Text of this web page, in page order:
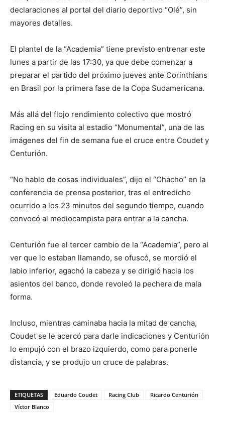
declaraciones al portal del diario deportivo “Olé”, sin
mayores detalles.
El plantel de la “Academia” tiene previsto entrenar este
lunes a partir de las 17:30, ya que debe comenzar a
preparar el partido del próximo jueves ante Corinthians
en Brasil por la primera fase de la Copa Sudamericana.
Más allá del flojo rendimiento colectivo que mostró
Racing en su visita al estadio “Monumental”, una de las
imágenes del fin de semana fue el cruce entre Coudet y
Centurión.
“No hablo de cosas individuales”, dijo el “Chacho” en la
conferencia de prensa posterior, tras el entredicho
ocurrido a los 23 minutos del segundo tiempo, cuando
convocó al mediocampista para entrar a la cancha.
Centurión fue el tercer cambio de la “Academia”, pero al
ver que lo estaban llamando, se ofuscó, se mordió el
labio inferior, agachó la cabeza y se dirigió hacia los
asientos del banco, donde revoleó la pechera de mala
forma.
Incluso, mientras caminaba hacia la mitad de cancha,
Coudet se le acercó para darle indicaciones y Centurión
lo empujó con el brazo izquierdo, como para ponerle
distancia, y se produjo un cruce de palabras.
ETIQUETAS Eduardo Coudet Racing Club
Ricardo Centurión
Víctor Blanco